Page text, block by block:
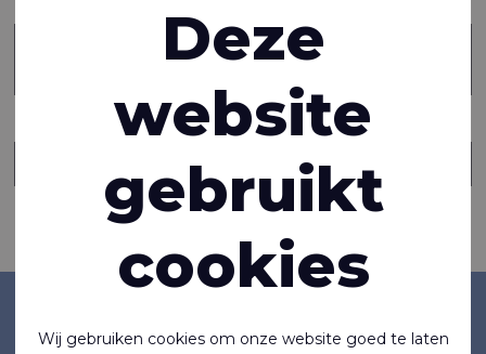
Stuur een kopie van dit bericht naar iemand anders
Informatie aanvragen
Deze
website
gebruikt
cookies
Wij gebruiken cookies om onze website goed te laten